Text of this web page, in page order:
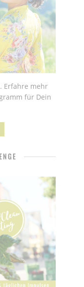
Erfahre mehr
für Dein